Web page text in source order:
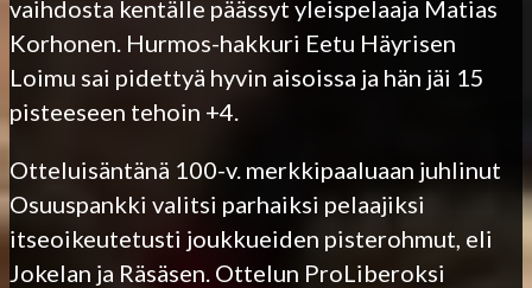
vaihdosta kentälle päässyt yleispelaaja Matias
Korhonen. Hurmos-hakkuri Eetu Häyrisen
Loimu sai pidettyä hyvin aisoissa ja hän jäi 15
pisteeseen tehoin +4.
Otteluisäntänä 100-v. merkkipaaluaan juhlinut
Osuuspankki valitsi parhaiksi pelaajiksi
itseoikeutetusti joukkueiden pisterohmut, eli
Jokelan ja Räsäsen. Ottelun ProLiberoksi